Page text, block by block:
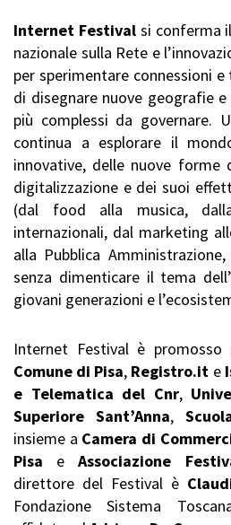
Internet Festivalsi conferma
nazionale sulla Rete e
per sperimentare connessioni
di disegnare nuove geografie
più complessi da governare.
continua a esplorare il
innovative, delle nuove forme
digitalizzazione e dei suoi
(dal food alla musica,
internazionali, dal marketing
alla Pubblica
senza dimenticare il tema
giovani generazioni e
Internet Festival è promosso
Comune di Pisa, Registro.it e
e Telematica del Cnr,
Superiore Sant’Anna,
insieme a Camera di
Pisa eAssociazione
direttore del Festival è
Fondazione Sistema